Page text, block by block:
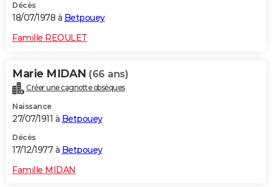
Décès
18/07/1978 à Betpouey
Famille REOULET
Marie MIDAN (66 ans)
Créer une cagnotte obsèques
Naissance
27/07/1911 à Betpouey
Décès
17/12/1977 à Betpouey
Famille MIDAN